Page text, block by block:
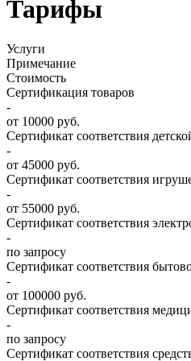
Тарифы
Услуги
Примечание
Стоимость
Сертификация товаров
-
от 10000 руб.
Сертификат соответствия
-
от 45000 руб.
Сертификат соответствия
-
от 55000 руб.
Сертификат соответствия
-
по запросу
Сертификат соответствия
-
от 100000 руб.
Сертификат соответствия
-
по запросу
Сертификат соответствия